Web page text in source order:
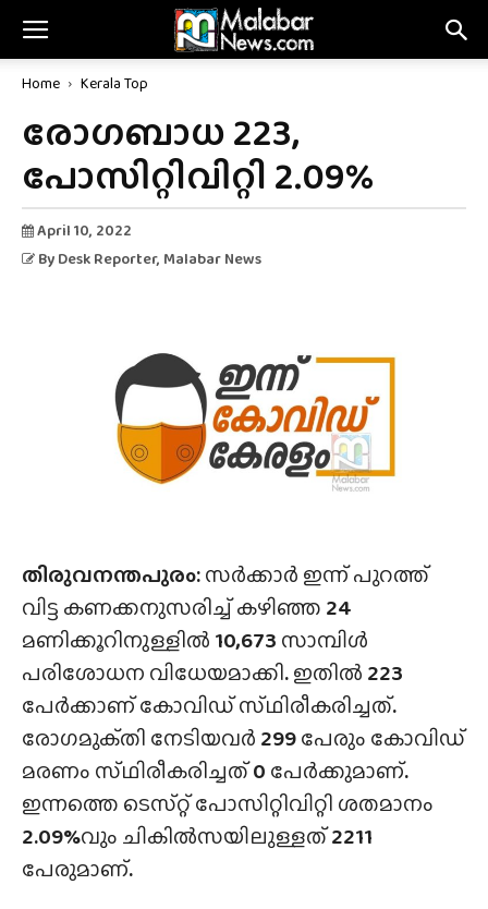
Home Kerala Top
രോഗബാധ 223,
പോസിറ്റിവിറ്റി 2.09%
April 10, 2022
By Desk Reporter, Malabar News
തിരുവനന്തപുരം:സർക്കാർ ഇന്ന് പുറത്ത്
വിട്ട കണക്കനുസരിച്ച് കഴിഞ്ഞ 24
മണിക്കൂറിനുള്ളിൽ 10,673 സാമ്പിൾ
പരിശോധന വിധേയമാക്കി.ഇതിൽ 223
പേർക്കാണ് കോവിഡ് സ്‌ഥിരീകരിച്ചത്‌.
രോഗമുക്‌തി നേടിയവർ 299പേരും കോവിഡ്
മരണം സ്‌ഥിരീകരിച്ചത്‌0 പേർക്കുമാണ്.
ഇന്നത്തെ ടെസ്‌റ്റ് പോസിറ്റിവിറ്റി ശതമാനം
2.09%വും ചികിൽസയിലുള്ളത്2211
പേരുമാണ്.